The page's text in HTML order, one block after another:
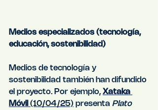
Medios especializados (tecnología,
educación, sostenibilidad)
Medios de tecnología y
sostenibilidad también han difundido
el proyecto. Por ejemplo, Xataka
Móvil (10/04/25) presenta Plato